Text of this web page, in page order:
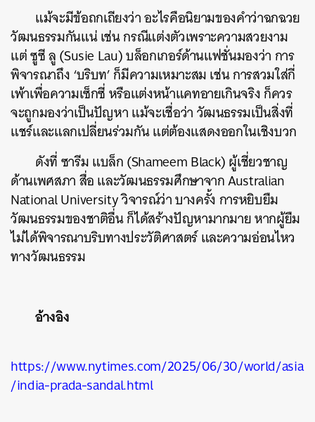
แม้จะมีข้อถกเถียงว่า อะไรคือนิยามของคำว่าฉกฉวย
วัฒนธรรมกันแน่ เช่น กรณีแต่งตัวเพราะความสวยงาม
แต่ ซูซี ลู (Susie Lau) บล็อกเกอร์ด้านแฟชั่นมองว่า การ
พิจารณาถึง ‘บริบท’ ก็มีความเหมาะสม เช่น การสวมใส่กี่
เพ้าเพื่อความเซ็กซี่ หรือแต่งหน้าแคทอายเกินจริง ก็ควร
จะถูกมองว่าเป็นปัญหา แม้จะเชื่อว่า วัฒนธรรมเป็นสิ่งที่
แชร์และแลกเปลี่ยนร่วมกัน แต่ต้องแสดงออกในเชิงบวก
ดังที่ ซารีม แบล็ก (Shameem Black) ผู้เชี่ยวชาญ
ด้านเพศสภา สื่อ และวัฒนธรรมศึกษาจาก Australian
National University วิจารณ์ว่า บางครั้ง การหยิบยืม
วัฒนธรรมของชาติอื่น ก็ได้สร้างปัญหามากมาย หากผู้ยืม
ไม่ได้พิจารณาบริบทางประวัติศาสตร์ และความอ่อนไหว
ทางวัฒนธรรม
อ้างอิง
https://www.nytimes.com/2025/06/30/world/asia
/india-prada-sandal.html